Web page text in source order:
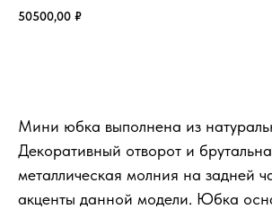
50500,00 ₽
Мини юбка выполнена из
Декоративный отворот и
металлическая молния на задней
акценты данной модели. Юбка